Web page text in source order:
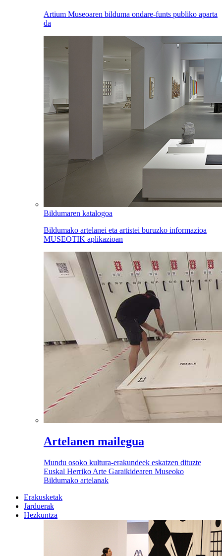
Artium Museoaren bilduma ondare-funts publiko aparta
da
Bildumaren katalogoa
Bildumako artelanei eta artistei buruzko informazioa
MUSEOTIK aplikazioan
Artelanen mailegua
Mundu osoko kultura-erakundeek eskatzen dituzte
Euskal Herriko Arte Garaikidearen Museoko
Bildumako artelanak
Erakusketak
Jarduerak
Hezkuntza